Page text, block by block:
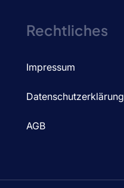
Rechtliches
Impressum
Datenschutzerklärung
AGB